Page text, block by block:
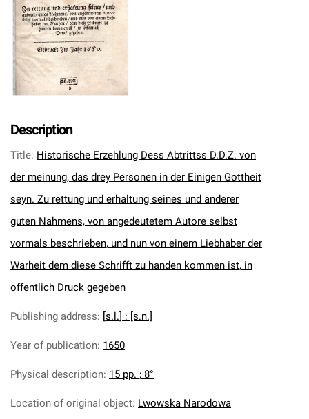
Description
Title: Historische Erzehlung Dess Abtrittss D.D.Z. von
der meinung, das drey Personen in der Einigen Gottheit
seyn. Zu rettung und erhaltung seines und anderer
guten Nahmens, von angedeutetem Autore selbst
vormals beschrieben, und nun von einem Liebhaber der
Warheit dem diese Schrifft zu handen kommen ist, in
offentlich Druck gegeben
Publishing address: [s.l.] : [s.n.]
Year of publication: 1650
Physical description: 15 pp. ; 8°
Location of original object: Lwowska Narodowa